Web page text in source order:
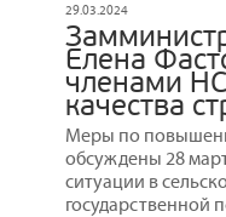
29.03.2024
Елена
членами
качества
Меры по
обсуждены 28
ситуации в
государственной